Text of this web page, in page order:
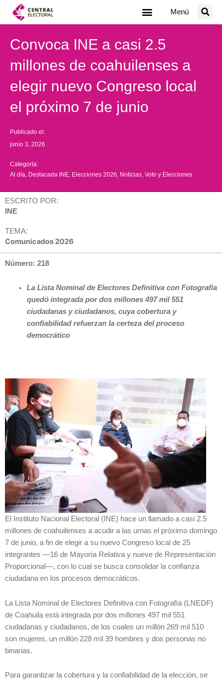
Menú
Convoca INE a casi 2.5
millones de coahuilenses a
elegir nuevo Congreso local
el próximo 7 de junio
Publicado el:
junio 3, 2026
Categoría:
Al día Destacada INE Elecciones 2026 Noticias Voto y Elecciones
ESCRITO POR:
INE
TEMA:
Comunicados 2026
Número: 218
La Lista Nominal de Electores Definitiva con Fotografía
quedó integrada por dos millones 497 mil 551
ciudadanas y ciudadanos, cuya cobertura y
confiabilidad refuerzan la certeza del proceso
democrático
El Instituto Nacional Electoral (INE) hace un llamado a casi 2.5
millones de coahuilenses a acudir a las urnas el próximo domingo
7 de junio, a fin de elegir a su nuevo Congreso local de 25
integrantes —16 de Mayoría Relativa y nueve de Representación
Proporcional—, con lo cual se busca consolidar la confianza
ciudadana en los procesos democráticos.
La Lista Nominal de Electores Definitiva con Fotografía (LNEDF)
de Coahuila está integrada por dos millones 497 mil 551
ciudadanas y ciudadanos, de los cuales un millón 269 mil 510
son mujeres, un millón 228 mil 39 hombres y dos personas no
binarias.
Para garantizar la cobertura y la confiabilidad de la elección, se